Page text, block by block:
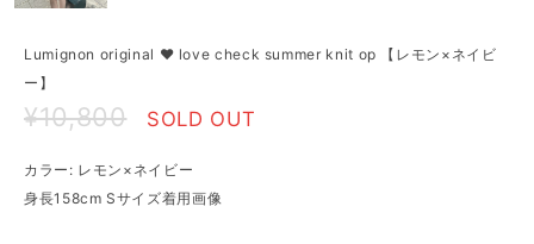
Lumignon original ♥ love check summer knit op 【レモン×ネイビ
ー】
¥10,800 SOLD OUT
カラー: レモン×ネイビー
身長158cm Sサイズ着用画像